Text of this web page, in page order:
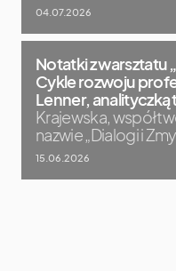
04.07.2026
Notatki z warsztatu
Cykle rozwoju
Lenner,
Krajewska,
nazwie „Dialogi i
15.06.2026